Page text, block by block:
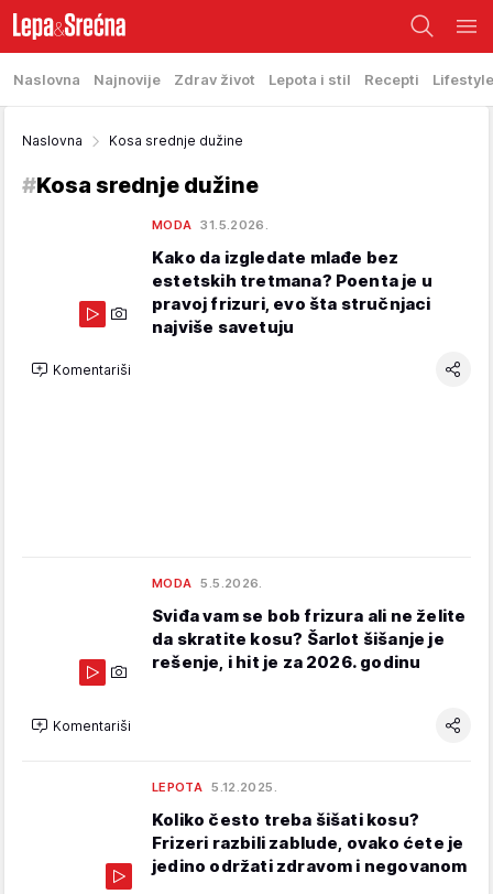
Naslovna Najnovije Zdrav život Lepota i stil Recepti Lifestyle
Naslovna Kosa srednje dužine
#Kosa srednje dužine
MODA 31.5.2026.
Kako da izgledate mlađe bez
estetskih tretmana? Poenta je u
pravoj frizuri, evo šta stručnjaci
najviše savetuju
Komentariši
MODA 5.5.2026.
Sviđa vam se bob frizura ali ne želite
da skratite kosu? Šarlot šišanje je
rešenje, i hit je za 2026. godinu
Komentariši
LEPOTA 5.12.2025.
Koliko često treba šišati kosu?
Frizeri razbili zablude, ovako ćete je
jedino održati zdravom i negovanom